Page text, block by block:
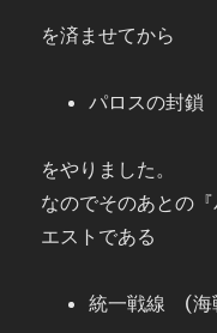
を済ませてから
パロスの封
をやりました。
なのでそのあとの
エストである
統一戦線 (海